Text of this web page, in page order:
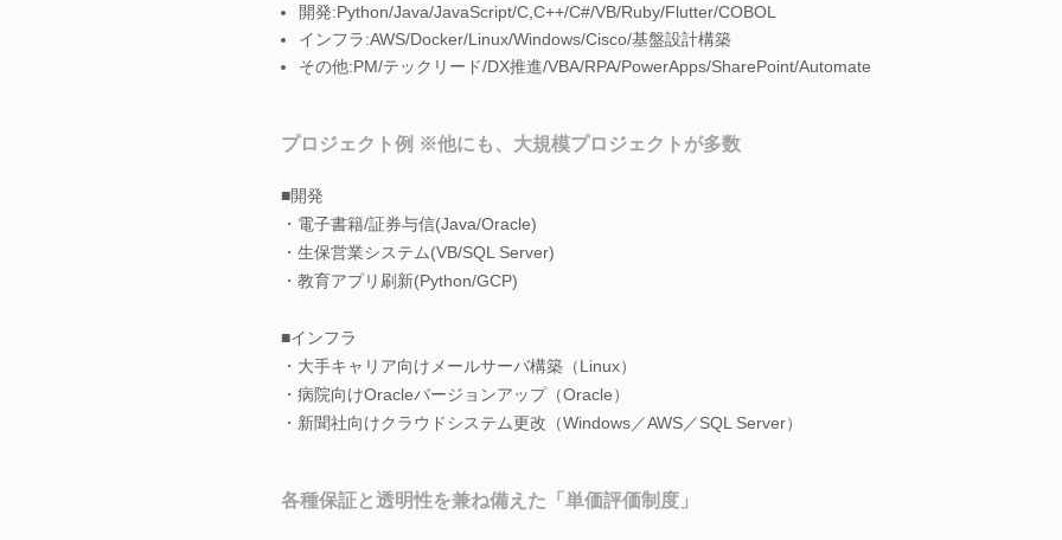
開発:Python/Java/JavaScript/C,C++/C#/VB/Ruby/Flutter/COBOL
インフラ:AWS/Docker/Linux/Windows/Cisco/基盤設計構築
その他:PM/テックリード/DX推進/VBA/RPA/PowerApps/SharePoint/Automate
プロジェクト例 ※他にも、大規模プロジェクトが多数
■開発
・電子書籍/証券与信(Java/Oracle)
・生保営業システム(VB/SQL Server)
・教育アプリ刷新(Python/GCP)
■インフラ
・大手キャリア向けメールサーバ構築（Linux）
・病院向けOracleバージョンアップ（Oracle）
・新聞社向けクラウドシステム更改（Windows／AWS／SQL Server）
各種保証と透明性を兼ね備えた「単価評価制度」